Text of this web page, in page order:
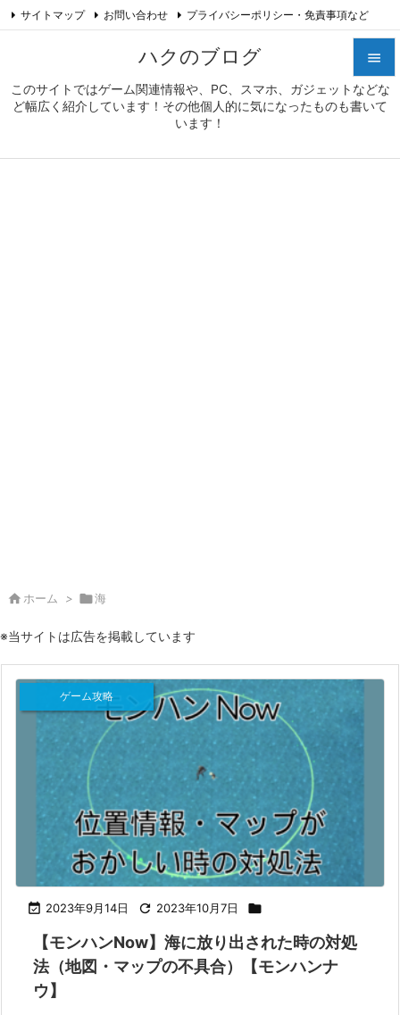
ハクのブログ
このサイトではゲーム関連情報や、PC、スマホ、ガジェットなどな
ど幅広く紹介しています！その他個人的に気になったものも書いて
います！


メニュ
サイド
サイトマップ お問い合わせ プライバシーポリシー・免責事項など
 ホーム > 海
※当サイトは広告を掲載しています
 2023年9月14日  2023年10月7日 
ゲーム攻略
【モンハンNow】海に放り出された時の対処
法（地図・マップの不具合）【モンハンナ
ウ】